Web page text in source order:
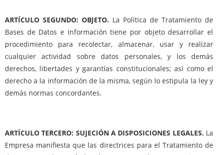
ARTÍCULO SEGUNDO: OBJETO. La Política de Tratamiento de
Bases de Datos e Información tiene por objeto desarrollar el
procedimiento para recolectar, almacenar, usar y realizar
cualquier actividad sobre datos personales, y los demás
derechos, libertades y garantías constitucionales; así como el
derecho a la información de la misma, según lo estipula la ley y
demás normas concordantes.
ARTÍCULO TERCERO: SUJECIÓN A DISPOSICIONES LEGALES. La
Empresa manifiesta que las directrices para el Tratamiento de